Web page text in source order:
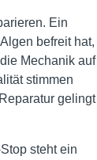
Ein
befreit hat,
Mechanik auf
stimmen
gelingt
steht ein